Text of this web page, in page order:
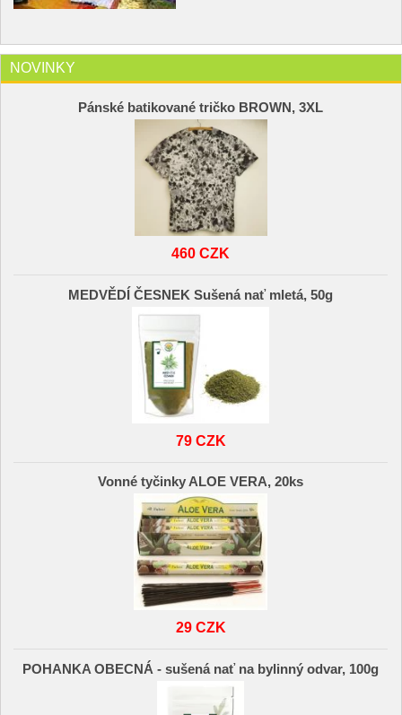
NOVINKY
Pánské batikované tričko BROWN, 3XL
460 CZK
MEDVĚDÍ ČESNEK Sušená nať mletá, 50g
79 CZK
Vonné tyčinky ALOE VERA, 20ks
29 CZK
POHANKA OBECNÁ - sušená nať na bylinný odvar, 100g